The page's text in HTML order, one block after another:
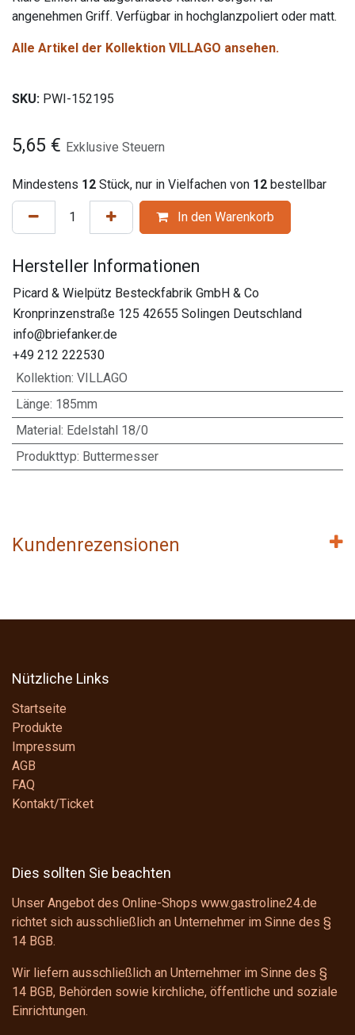
angenehmen Griff. Verfügbar in hochglanzpoliert oder matt.
Alle Artikel der Kollektion VILLAGO ansehen.
SKU: PWI-152195
5,65 € Exklusive Steuern
Mindestens 12 Stück, nur in Vielfachen von 12 bestellbar
In den Warenkorb
Hersteller Informationen
Picard & Wielpütz Besteckfabrik GmbH & Co
Kronprinzenstraße 125 42655 Solingen Deutschland
info@briefanker.de
+49 212 222530
Kollektion: VILLAGO
Länge: 185mm
Material: Edelstahl 18/0
Produkttyp: Buttermesser
Kundenrezensionen
Nützliche Links
Startseite
Produkte
Impressum
AGB
FAQ
Kontakt/Ticket
Dies sollten Sie beachten
Unser Angebot des Online-Shops www.gastroline24.de
richtet sich ausschließlich an Unternehmer im Sinne des §
14 BGB.
Wir liefern ausschließlich an Unternehmer im Sinne des §
14 BGB, Behörden sowie kirchliche, öffentliche und soziale
Einrichtungen.